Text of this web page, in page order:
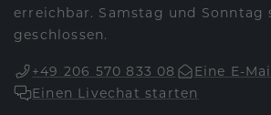
erreichbar. Samstag und Sonntag
geschlossen.
+49 206 570 833 08
Eine E-
Einen Livechat starten